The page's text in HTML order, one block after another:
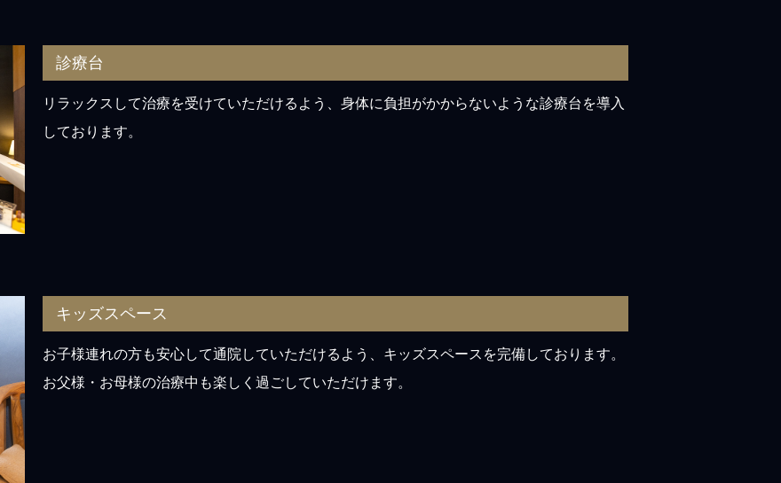
診療台
リラックスして治療を受けていただけるよう、身体に負担がかからないような診療台を導入
しております。
キッズスペース
お子様連れの方も安心して通院していただけるよう、キッズスペースを完備しております。
お父様・お母様の治療中も楽しく過ごしていただけます。